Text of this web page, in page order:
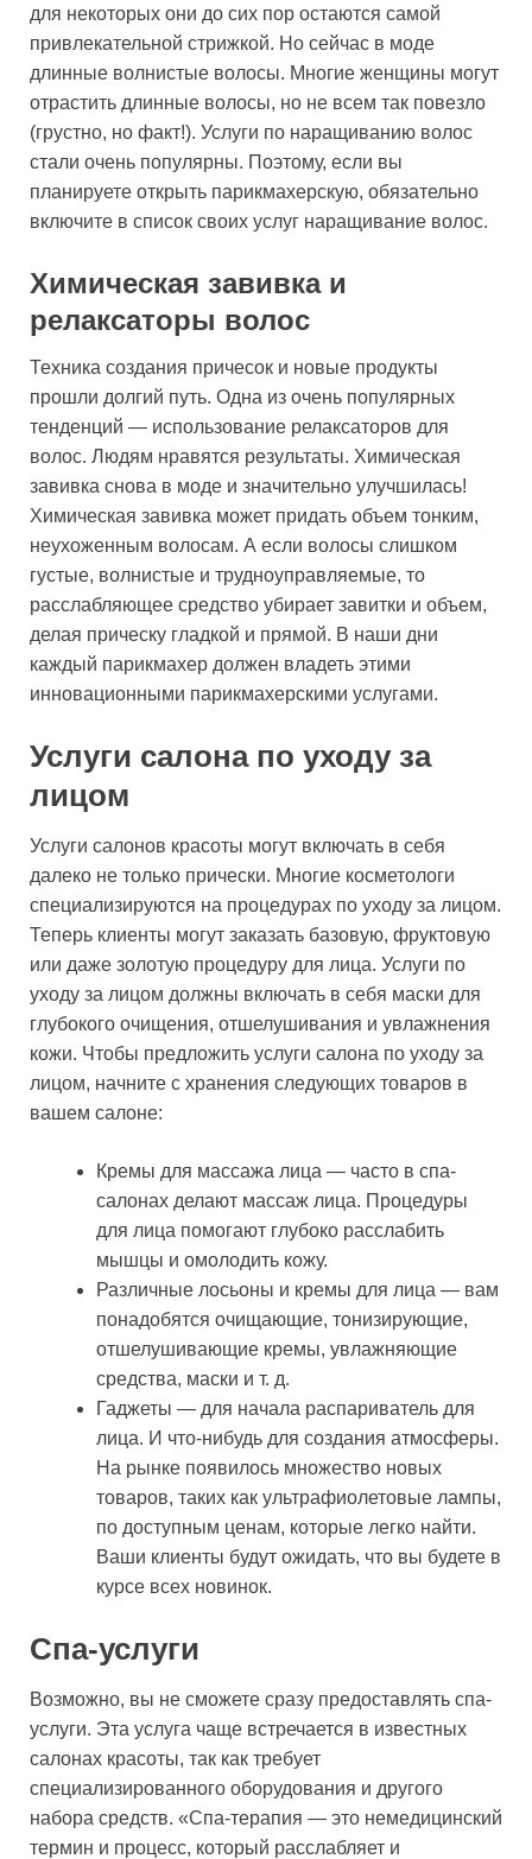
для некоторых они до сих пор остаются самой
привлекательной стрижкой. Но сейчас в моде
длинные волнистые волосы. Многие женщины могут
отрастить длинные волосы, но не всем так повезло
(грустно, но факт!). Услуги по наращиванию волос
стали очень популярны. Поэтому, если вы
планируете открыть парикмахерскую, обязательно
включите в список своих услуг наращивание волос.
Химическая завивка и
релаксаторы волос
Техника создания причесок и новые продукты
прошли долгий путь. Одна из очень популярных
тенденций — использование релаксаторов для
волос. Людям нравятся результаты. Химическая
завивка снова в моде и значительно улучшилась!
Химическая завивка может придать объем тонким,
неухоженным волосам. А если волосы слишком
густые, волнистые и трудноуправляемые, то
расслабляющее средство убирает завитки и объем,
делая прическу гладкой и прямой. В наши дни
каждый парикмахер должен владеть этими
инновационными парикмахерскими услугами.
Услуги салона по уходу за
лицом
Услуги салонов красоты могут включать в себя
далеко не только прически. Многие косметологи
специализируются на процедурах по уходу за лицом.
Теперь клиенты могут заказать базовую, фруктовую
или даже золотую процедуру для лица. Услуги по
уходу за лицом должны включать в себя маски для
глубокого очищения, отшелушивания и увлажнения
кожи. Чтобы предложить услуги салона по уходу за
лицом, начните с хранения следующих товаров в
вашем салоне:
Кремы для массажа лица — часто в спа-
салонах делают массаж лица. Процедуры
для лица помогают глубоко расслабить
мышцы и омолодить кожу.
Различные лосьоны и кремы для лица — вам
понадобятся очищающие, тонизирующие,
отшелушивающие кремы, увлажняющие
средства, маски и т. д.
Гаджеты — для начала распариватель для
лица. И что-нибудь для создания атмосферы.
На рынке появилось множество новых
товаров, таких как ультрафиолетовые лампы,
по доступным ценам, которые легко найти.
Ваши клиенты будут ожидать, что вы будете в
курсе всех новинок.
Спа-услуги
Возможно, вы не сможете сразу предоставлять спа-
услуги. Эта услуга чаще встречается в известных
салонах красоты, так как требует
специализированного оборудования и другого
набора средств. «Спа-терапия — это немедицинский
термин и процесс, который расслабляет и